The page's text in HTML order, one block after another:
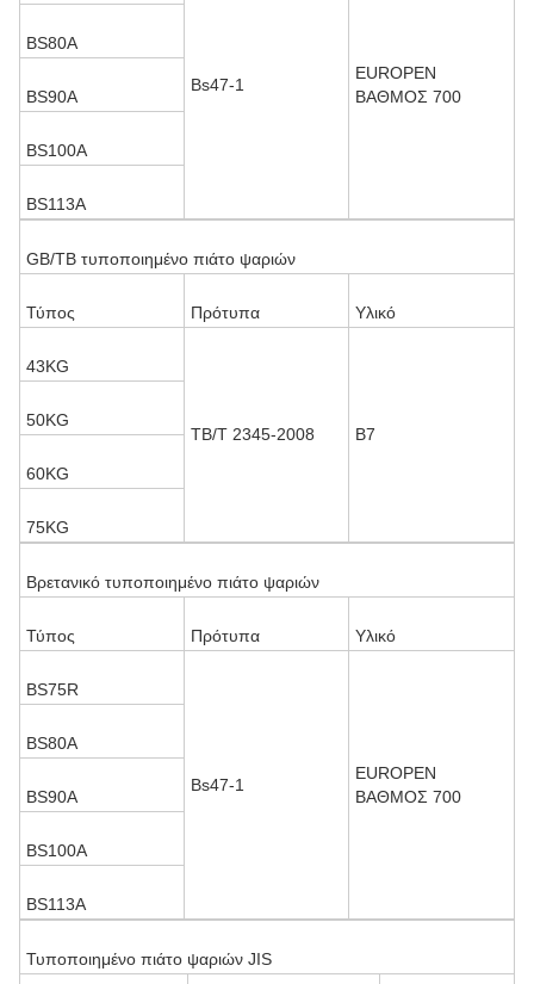
Bs47-1
EUROPEN
ΒΑΘΜΟΣ 700
BS80A
BS90A
BS100A
BS113A
GB/TB τυποποιημένο πιάτο ψαριών
Τύπος Πρότυπα Υλικό
43KG
TB/T 2345-2008 B7
50KG
60KG
75KG
Βρετανικό τυποποιημένο πιάτο ψαριών
Τύπος Πρότυπα Υλικό
BS75R
Bs47-1
EUROPEN
ΒΑΘΜΟΣ 700
BS80A
BS90A
BS100A
BS113A
Τυποποιημένο πιάτο ψαριών JIS